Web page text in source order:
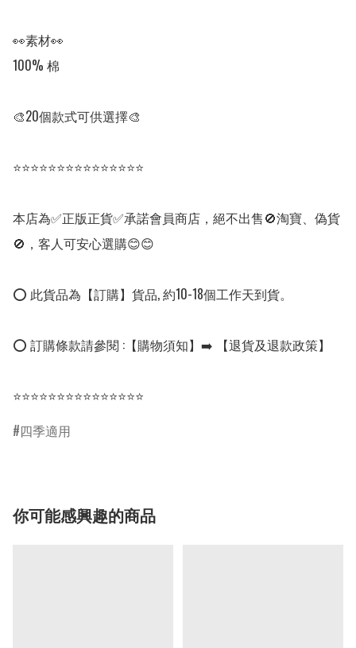
👀素材👀
100% 棉
🎨20個款式可供選擇🎨
⭐⭐⭐⭐⭐⭐⭐⭐⭐⭐⭐⭐⭐⭐⭐
本店為✅正版正貨✅承諾會員商店，絕不出售🚫淘寶、偽貨
🚫，客人可安心選購😊😊
⭕ 此貨品為【訂購】貨品, 約10-18個工作天到貨。
⭕ 訂購條款請參閱 :【購物須知】➡️ 【退貨及退款政策】
⭐⭐⭐⭐⭐⭐⭐⭐⭐⭐⭐⭐⭐⭐⭐
四季適用
你可能感興趣的商品